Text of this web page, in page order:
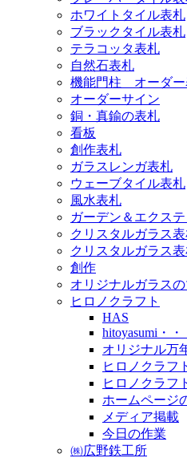
ホワイトタイル表札
ブラックタイル表札
テラコッタ表札
自然石表札
機能門柱 オーダー
オーダーサイン
銅・真鍮の表札
看板
創作表札
ガラスレンガ表札
ウェーブタイル表札
風水表札
ガーデン＆エクス
クリスタルガラス
クリスタルガラス表
創作
オリジナルガラス
ヒロノクラフト
HAS
hitoyasumi・・
オリジナル万
ヒロノクラフ
ヒロノクラフ
ホームページ
メディア掲載
今日の作業
㈱広野鉄工所